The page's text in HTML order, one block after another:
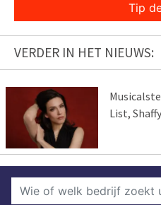
Tip
VERDER IN HET NIEUWS:
List,